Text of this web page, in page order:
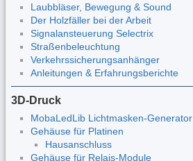
Laubbläser, Bewegung & Sound
Der Holzfäller bei der Arbeit
Signalansteuerung Selectrix
Straßenbeleuchtung
Verkehrssicherungsanhänger
Anleitungen & Erfahrungsberichte
3D-Druck
MobaLedLib Lichtmasken-Generator
Gehäuse für Platinen
Hausanschluss
Gehäuse für Relais-Module